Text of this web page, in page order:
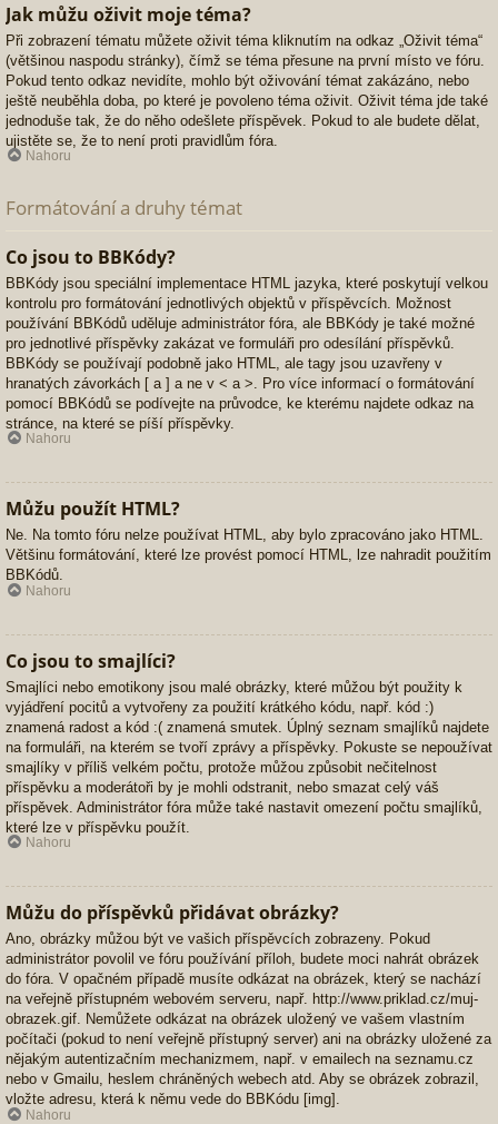
Jak můžu oživit moje téma?
Při zobrazení tématu můžete oživit téma kliknutím na odkaz „Oživit téma“
(většinou naspodu stránky), čímž se téma přesune na první místo ve fóru.
Pokud tento odkaz nevidíte, mohlo být oživování témat zakázáno, nebo
ještě neuběhla doba, po které je povoleno téma oživit. Oživit téma jde také
jednoduše tak, že do něho odešlete příspěvek. Pokud to ale budete dělat,
ujistěte se, že to není proti pravidlům fóra.
Nahoru
Formátování a druhy témat
Co jsou to BBKódy?
BBKódy jsou speciální implementace HTML jazyka, které poskytují velkou
kontrolu pro formátování jednotlivých objektů v příspěvcích. Možnost
používání BBKódů uděluje administrátor fóra, ale BBKódy je také možné
pro jednotlivé příspěvky zakázat ve formuláři pro odesílání příspěvků.
BBKódy se používají podobně jako HTML, ale tagy jsou uzavřeny v
hranatých závorkách [ a ] a ne v < a >. Pro více informací o formátování
pomocí BBKódů se podívejte na průvodce, ke kterému najdete odkaz na
stránce, na které se píší příspěvky.
Nahoru
Můžu použít HTML?
Ne. Na tomto fóru nelze používat HTML, aby bylo zpracováno jako HTML.
Většinu formátování, které lze provést pomocí HTML, lze nahradit použitím
BBKódů.
Nahoru
Co jsou to smajlíci?
Smajlíci nebo emotikony jsou malé obrázky, které můžou být použity k
vyjádření pocitů a vytvořeny za použití krátkého kódu, např. kód :)
znamená radost a kód :( znamená smutek. Úplný seznam smajlíků najdete
na formuláři, na kterém se tvoří zprávy a příspěvky. Pokuste se nepoužívat
smajlíky v příliš velkém počtu, protože můžou způsobit nečitelnost
příspěvku a moderátoři by je mohli odstranit, nebo smazat celý váš
příspěvek. Administrátor fóra může také nastavit omezení počtu smajlíků,
které lze v příspěvku použít.
Nahoru
Můžu do příspěvků přidávat obrázky?
Ano, obrázky můžou být ve vašich příspěvcích zobrazeny. Pokud
administrátor povolil ve fóru používání příloh, budete moci nahrát obrázek
do fóra. V opačném případě musíte odkázat na obrázek, který se nachází
na veřejně přístupném webovém serveru, např. http://www.priklad.cz/muj-
obrazek.gif. Nemůžete odkázat na obrázek uložený ve vašem vlastním
počítači (pokud to není veřejně přístupný server) ani na obrázky uložené za
nějakým autentizačním mechanizmem, např. v emailech na seznamu.cz
nebo v Gmailu, heslem chráněných webech atd. Aby se obrázek zobrazil,
vložte adresu, která k němu vede do BBKódu [img].
Nahoru